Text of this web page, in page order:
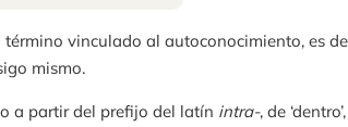
término vinculado al autoconocimiento, es
mismo.
a partir del prefijo del latín intra-, de